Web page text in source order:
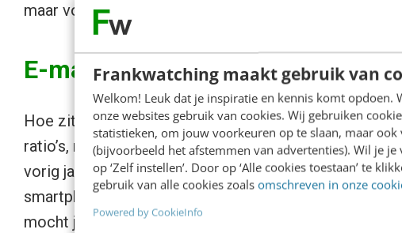
Frankwatching maakt gebruik van
Welkom! Leuk dat je inspiratie en kennis komt opdoen.
onze websites gebruik van cookies. Wij gebruiken
statistieken, om jouw voorkeuren op te slaan, maar
(bijvoorbeeld het afstemmen van advertenties). Wil je
op ‘Zelf instellen’. Door op ‘Alle cookies toestaan’ te
gebruik van alle cookies zoals omschreven in onze
Powered by CookieInfo
maar voor 38 procent van de marketeers standaard is.
E-mailmarketing: het tij is
Hoe zit het met de ratio’s? Voorop staat dat er nog
ratio’s, maar we zien bij bijvoorbeeld deopen rateeen
vorig jaar. En het was te verwachten, maar we
smartphone (52,22%) dan op een desktop! Ook de
mocht je het nog niet geregeld hebben, zorg dat jouw